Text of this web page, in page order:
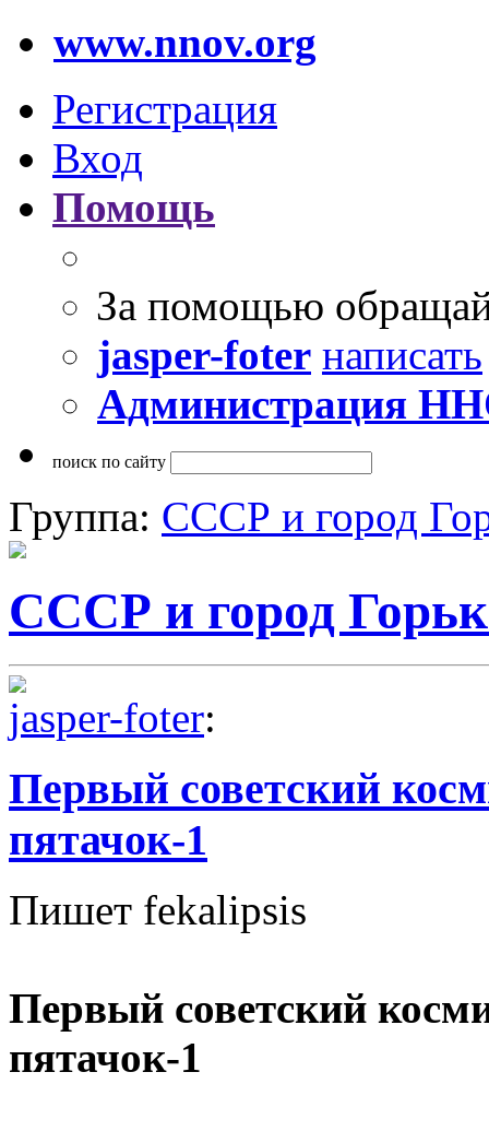
www.nnov.org
Регистрация
Вход
Помощь
За помощью
jasper-foter написать
Администрация
поиск по сайту
Группа: СССР и город
СССР и город
jasper-foter:
Первый советский
пятачок-1
Пишет fekalipsis
Первый советский
пятачок-1